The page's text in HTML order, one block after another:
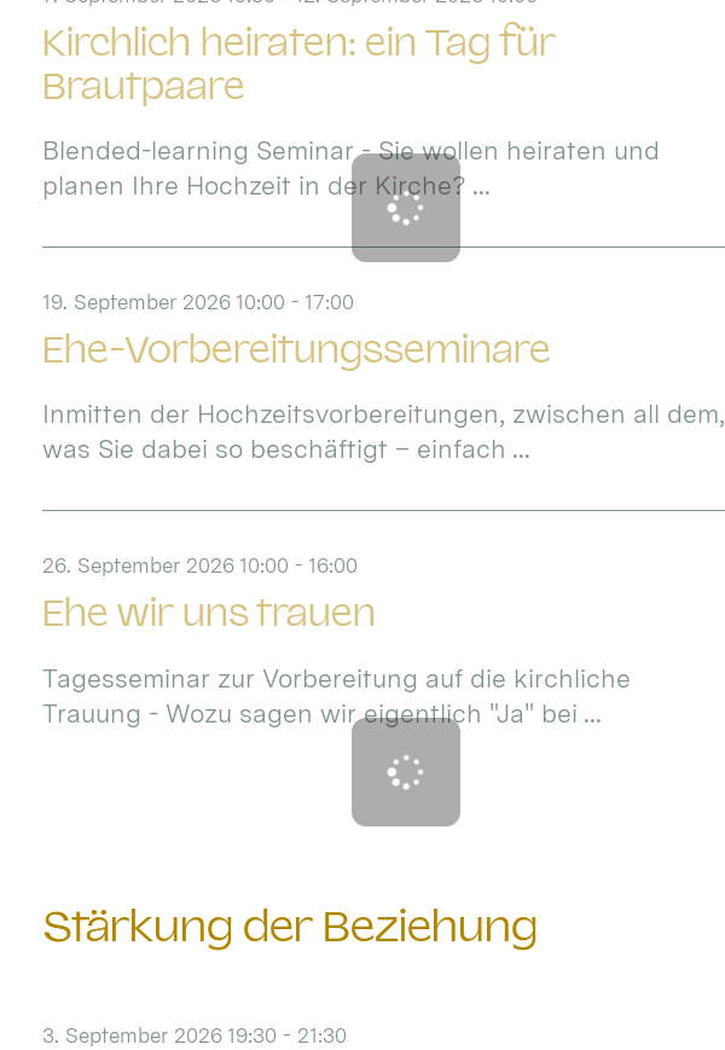
Kirchlich heiraten: ein Tag für
Brautpaare
Blended-learning Seminar - Sie wollen heiraten und
planen Ihre Hochzeit in der Kirche? ...
Ehe-Vorbereitungsseminare
19. September 2026 10:00 - 17:00
Inmitten der Hochzeitsvorbereitungen, zwischen all dem,
was Sie dabei so beschäftigt – einfach ...
Ehe wir uns trauen
26. September 2026 10:00 - 16:00
Tagesseminar zur Vorbereitung auf die kirchliche
Trauung - Wozu sagen wir eigentlich "Ja" bei ...
Stärkung der Beziehung
3. September 2026 19:30 - 21:30